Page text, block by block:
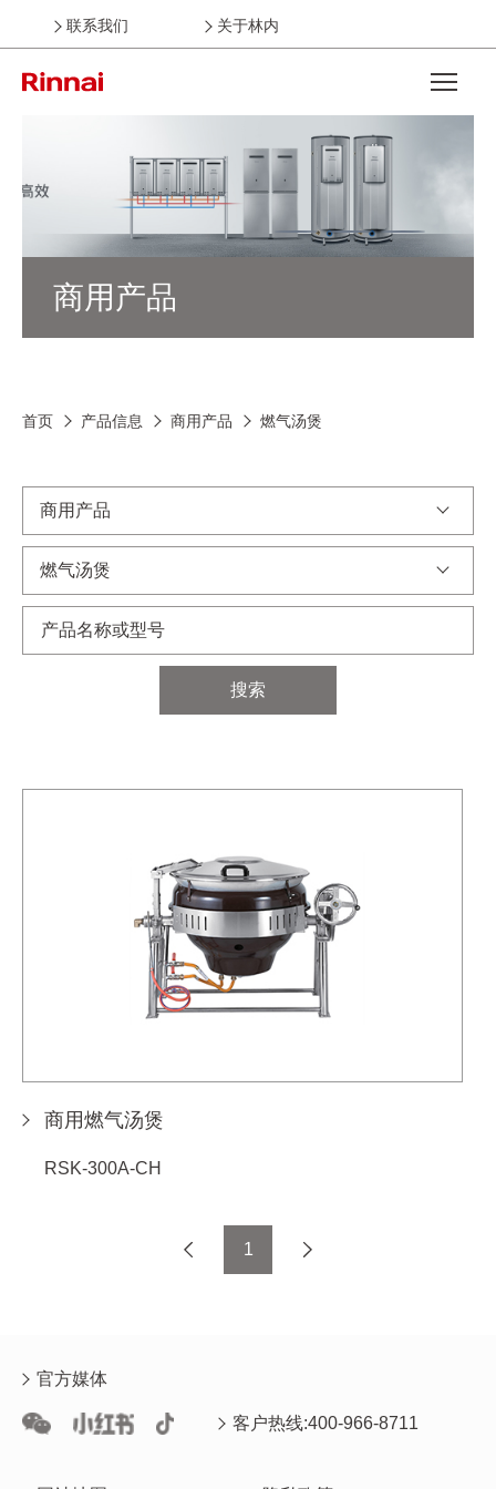
联系我们 关于林内
Open the
商用产品
首页 产品信息 商用产品 燃气汤煲
商用产品
燃气汤煲
搜索
商用燃气汤煲
RSK-300A-CH
1
官方媒体
客户热线:400-966-8711